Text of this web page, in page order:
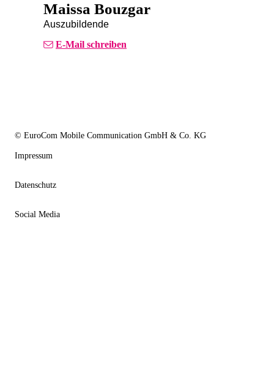
Maissa Bouzgar
Auszubildende
E-Mail schreiben
© EuroCom Mobile Communication GmbH & Co. KG
Impressum
Datenschutz
Social Media